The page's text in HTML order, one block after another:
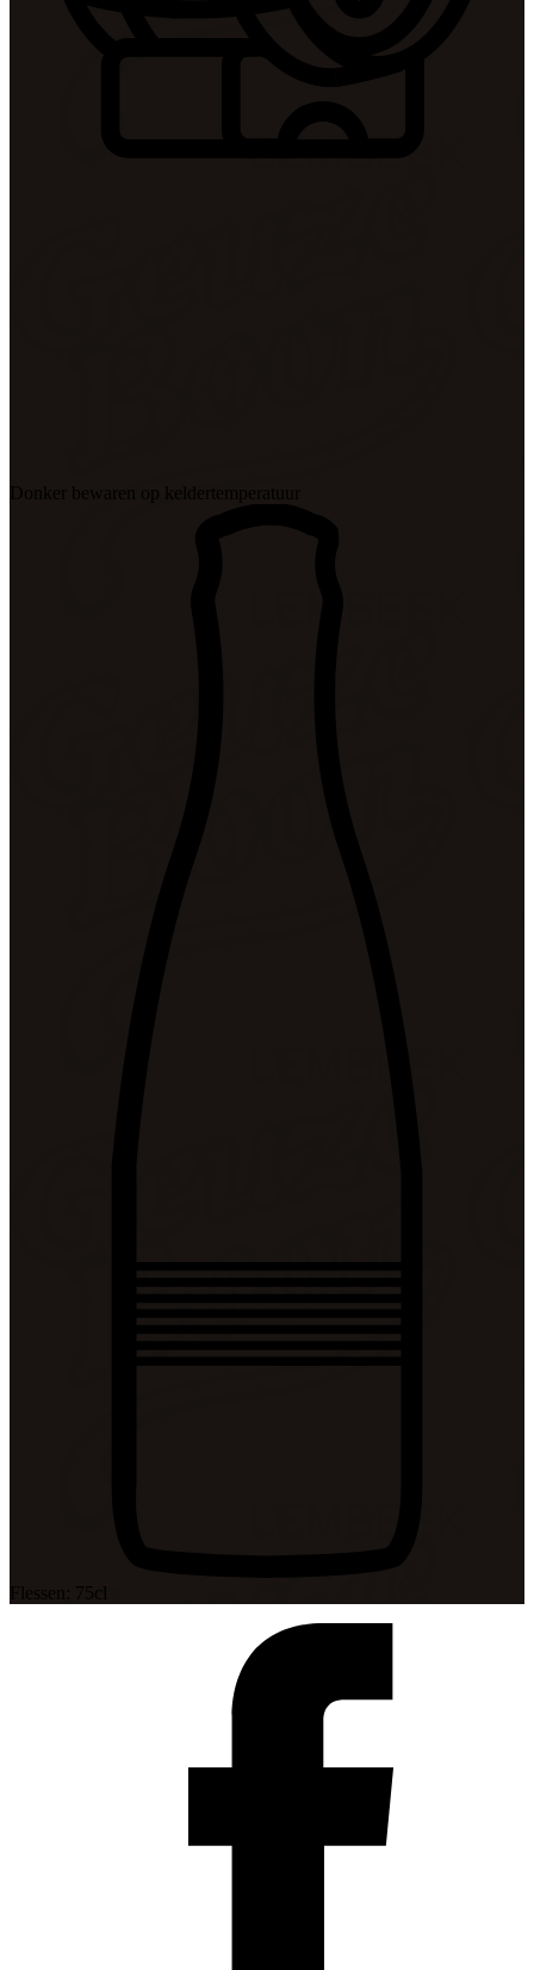
Donker bewaren op keldertemperatuur
Flessen: 75cl